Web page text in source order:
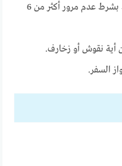
أن تكون الصورتان حديثتا الالتقاط بشرط عدم مرور أكثر من 6
أية نقوش أو زخارف.
السفر.